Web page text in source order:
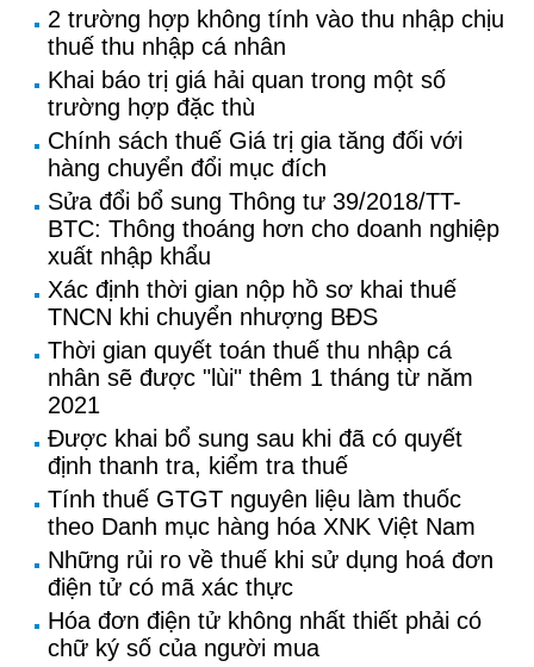
2 trường hợp không tính vào thu nhập chịu
thuế thu nhập cá nhân
Khai báo trị giá hải quan trong một số
trường hợp đặc thù
Chính sách thuế Giá trị gia tăng đối với
hàng chuyển đổi mục đích
Sửa đổi bổ sung Thông tư 39/2018/TT-
BTC: Thông thoáng hơn cho doanh nghiệp
xuất nhập khẩu
Xác định thời gian nộp hồ sơ khai thuế
TNCN khi chuyển nhượng BĐS
Thời gian quyết toán thuế thu nhập cá
nhân sẽ được "lùi" thêm 1 tháng từ năm
2021
Được khai bổ sung sau khi đã có quyết
định thanh tra, kiểm tra thuế
Tính thuế GTGT nguyên liệu làm thuốc
theo Danh mục hàng hóa XNK Việt Nam
Những rủi ro về thuế khi sử dụng hoá đơn
điện tử có mã xác thực
Hóa đơn điện tử không nhất thiết phải có
chữ ký số của người mua